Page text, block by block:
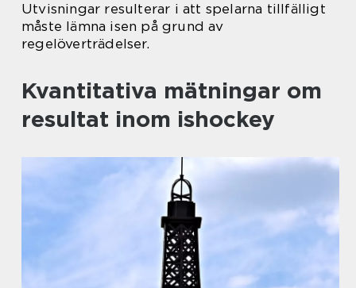
Utvisningar resulterar i att spelarna tillfälligt
måste lämna isen på grund av
regelöverträdelser.
Kvantitativa mätningar om
resultat inom ishockey